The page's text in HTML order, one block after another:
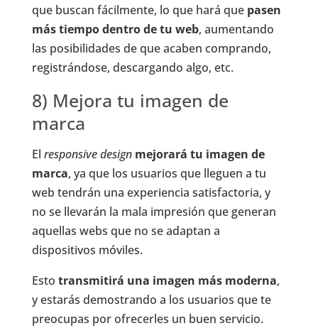
que buscan fácilmente, lo que hará que pasen
más tiempo dentro de tu web, aumentando
las posibilidades de que acaben comprando,
registrándose, descargando algo, etc.
8) Mejora tu imagen de
marca
El responsive design mejorará tu imagen de
marca, ya que los usuarios que lleguen a tu
web tendrán una experiencia satisfactoria, y
no se llevarán la mala impresión que generan
aquellas webs que no se adaptan a
dispositivos móviles.
Esto transmitirá una imagen más moderna,
y estarás demostrando a los usuarios que te
preocupas por ofrecerles un buen servicio.